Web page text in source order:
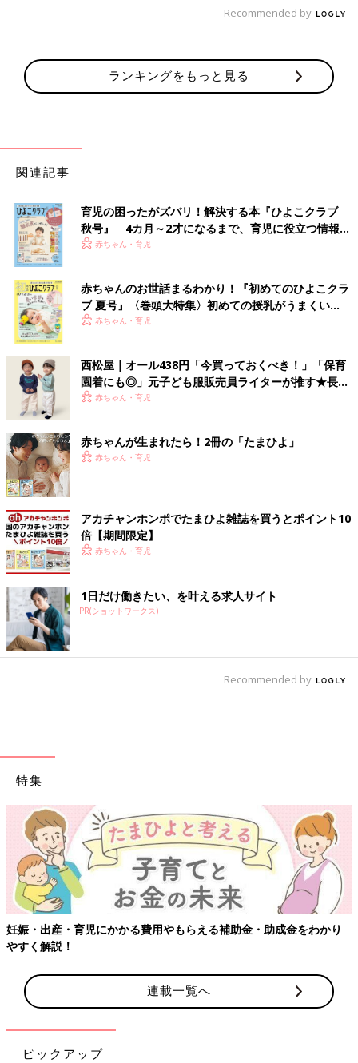
Recommended by
ランキングをもっと見る
関連記事
育児の困ったがズバリ！解決する本『ひよこクラブ
秋号』 4カ月～2才になるまで、育児に役立つ情報が
いっぱい！
赤ちゃん・育児
赤ちゃんのお世話まるわかり！『初めてのひよこクラ
ブ 夏号』〈巻頭大特集〉初めての授乳がうまくい
く！ おっぱい・ミルクの基本と夏のトラブル 解決テ
赤ちゃん・育児
西松屋｜オール438円「今買っておくべき！」「保育
園着にも◎」元子ども服販売員ライターが推す★長袖
Tシャツ5選
赤ちゃん・育児
赤ちゃんが生まれたら！2冊の「たまひよ」
赤ちゃん・育児
アカチャンホンポでたまひよ雑誌を買うとポイント10
倍【期間限定】
赤ちゃん・育児
1日だけ働きたい、を叶える求人サイト
PR(ショットワークス)
Recommended by
特集
妊娠・出産・育児にかかる費用やもらえる補助金・助成金をわかり
やすく解説！
連載一覧へ
ピックアップ